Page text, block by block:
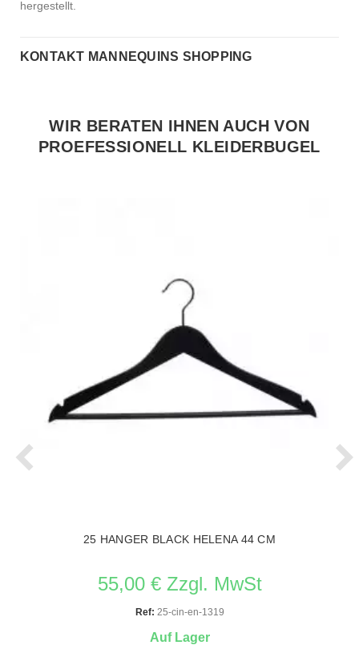
hergestellt.
KONTAKT MANNEQUINS SHOPPING
WIR BERATEN IHNEN AUCH VON
PROEFESSIONELL KLEIDERBUGEL
25 HANGER BLACK HELENA 44 CM
55,00 € Zzgl. MwSt
Ref: 25-cin-en-1319
Auf Lager